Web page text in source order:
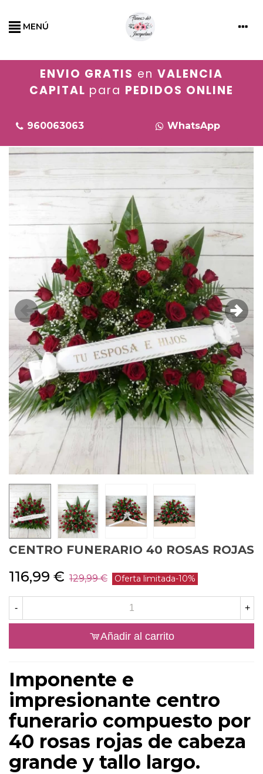
MENÚ
ENVIO GRATIS en VALENCIA
CAPITAL para PEDIDOS ONLINE
960063063 WhatsApp
CENTRO FUNERARIO 40 ROSAS ROJAS
116,99 € 129,99 € Oferta limitada-10%
- +
Añadir al carrito
Imponente e
impresionante centro
funerario compuesto por
40 rosas rojas de cabeza
grande y tallo largo.